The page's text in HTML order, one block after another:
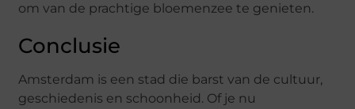
om van de prachtige bloemenzee te genieten.
Conclusie
Amsterdam is een stad die barst van de cultuur,
geschiedenis en schoonheid. Of je nu